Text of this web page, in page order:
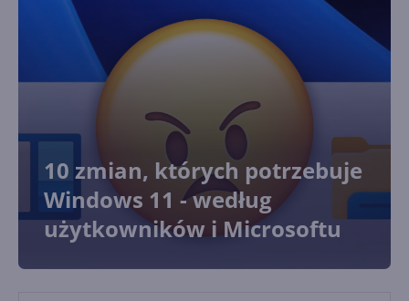
10 zmian, których potrzebuje
Windows 11 - według
użytkowników i Microsoftu